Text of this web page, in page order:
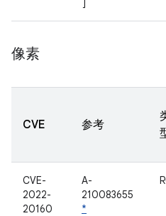
像素
CVE 参考
CVE-
2022-
20160
A-
210083655
*